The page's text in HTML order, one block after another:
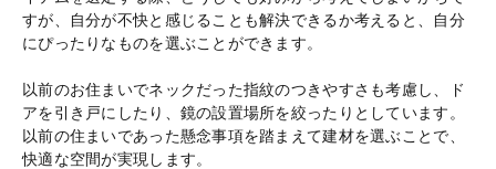
すが、自分が不快と感じることも解決できるか考えると、自分
にぴったりなものを選ぶことができます。
以前のお住まいでネックだった指紋のつきやすさも考慮し、ド
アを引き戸にしたり、鏡の設置場所を絞ったりとしています。
以前の住まいであった懸念事項を踏まえて建材を選ぶことで、
快適な空間が実現します。